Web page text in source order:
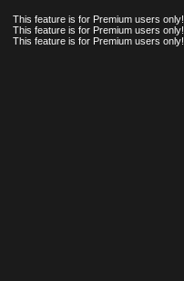
This feature is for Premium users only!
This feature is for Premium users only!
This feature is for Premium users only!